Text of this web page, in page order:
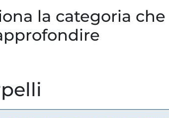
la categoria che